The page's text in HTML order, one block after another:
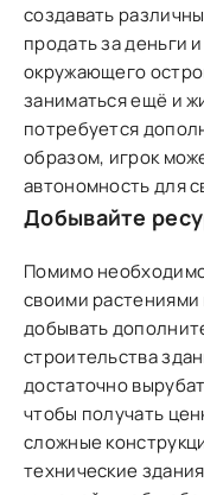
создавать
продать за деньги
окружающего
заниматься ещё и
потребуется
образом, игрок
автономность для
Добывайте
Помимо
своими
добывать
строительства
достаточно
чтобы получать
сложные
технические